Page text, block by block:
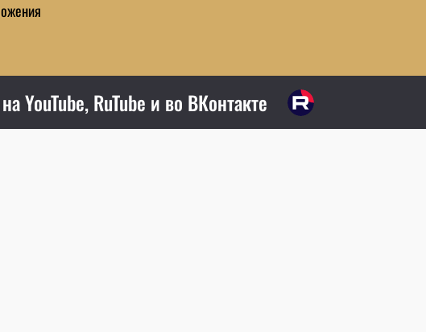
YouTube, RuTube и во ВКонтакте